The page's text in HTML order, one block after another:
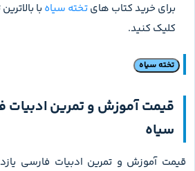
برای خرید کتاب هایتخته سیاه با
کلیک کنید.
تخته سیاه
قیمت آموزش و تمرین ادبیات
سیاه
قیمت آموزش و تمرین ادبیات فارسی